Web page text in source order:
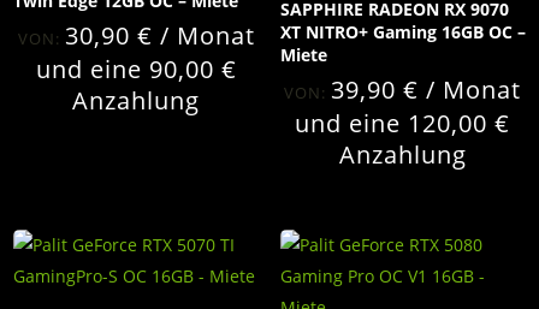
VON: 30,90 € / Monat
und eine 90,00 €
Anzahlung
SAPPHIRE RADEON RX 9070
XT NITRO+ Gaming 16GB OC –
Miete
VON: 39,90€ / Monat
und eine 120,00€
Anzahlung